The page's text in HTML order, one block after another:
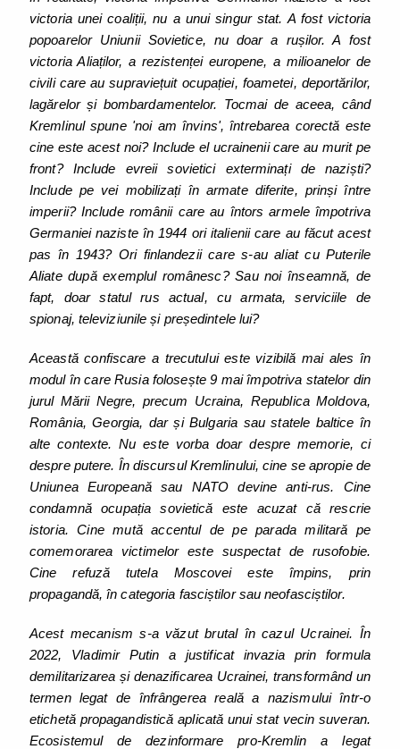
victoria unei coaliții, nu a unui singur stat. A fost victoria
popoarelor Uniunii Sovietice, nu doar a rușilor. A fost
victoria Aliaților, a rezistenței europene, a milioanelor de
civili care au supraviețuit ocupației, foametei, deportărilor,
lagărelor și bombardamentelor. Tocmai de aceea, când
Kremlinul spune 'noi am învins', întrebarea corectă este
cine este acest noi? Include el ucrainenii care au murit pe
front? Include evreii sovietici exterminați de naziști?
Include pe vei mobilizați în armate diferite, prinși între
imperii? Include românii care au întors armele împotriva
Germaniei naziste în 1944 ori italienii care au făcut acest
pas în 1943? Ori finlandezii care s-au aliat cu Puterile
Aliate după exemplul românesc? Sau noi înseamnă, de
fapt, doar statul rus actual, cu armata, serviciile de
spionaj, televiziunile și președintele lui?
Această confiscare a trecutului este vizibilă mai ales în
modul în care Rusia folosește 9 mai împotriva statelor din
jurul Mării Negre, precum Ucraina, Republica Moldova,
România, Georgia, dar și Bulgaria sau statele baltice în
alte contexte. Nu este vorba doar despre memorie, ci
despre putere. În discursul Kremlinului, cine se apropie de
Uniunea Europeană sau NATO devine anti-rus. Cine
condamnă ocupația sovietică este acuzat că rescrie
istoria. Cine mută accentul de pe parada militară pe
comemorarea victimelor este suspectat de rusofobie.
Cine refuză tutela Moscovei este împins, prin
propagandă, în categoria fasciștilor sau neofasciștilor.
Acest mecanism s-a văzut brutal în cazul Ucrainei. În
2022, Vladimir Putin a justificat invazia prin formula
demilitarizarea și denazificarea Ucrainei, transformând un
termen legat de înfrângerea reală a nazismului într-o
etichetă propagandistică aplicată unui stat vecin suveran.
Ecosistemul de dezinformare pro-Kremlin a legat